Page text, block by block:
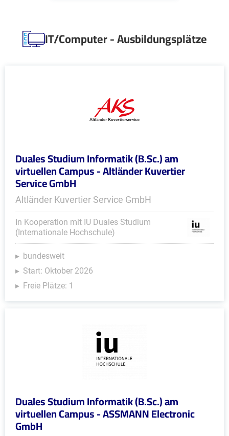
IT/Computer - Ausbildungsplätze
Duales Studium Informatik (B.Sc.) am
virtuellen Campus - Altländer Kuvertier
Service GmbH
Altländer Kuvertier Service GmbH
In Kooperation mit IU Duales Studium
(Internationale Hochschule)
bundesweit
Start: Oktober 2026
Freie Plätze: 1
Duales Studium Informatik (B.Sc.) am
virtuellen Campus - ASSMANN Electronic
GmbH